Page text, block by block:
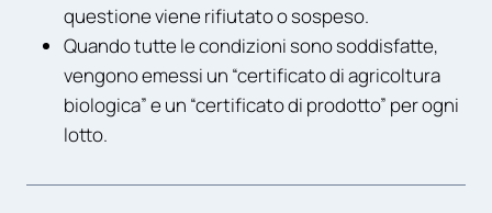
questione viene rifiutato o sospeso.
Quando tutte le condizioni sono soddisfatte,
vengono emessi un “certificato di agricoltura
biologica” e un “certificato di prodotto” per ogni
lotto.